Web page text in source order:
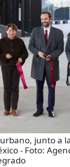
junto a
- Foto: